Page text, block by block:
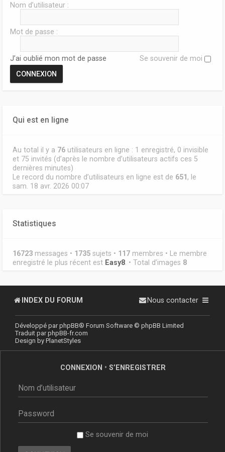
Nom d’utilisateur :
Mot de passe :
J’ai oublié mon mot de passe Se souvenir de moi
Qui est en ligne
Au total il y a 76 utilisateurs en ligne : 1 enregistré, 0 invisible
et 75 invités (d’après le nombre d’utilisateurs actifs ces 5
dernières minutes)
Le record du nombre d’utilisateurs en ligne est de 651 , le
sam. 18 avr. 2026 00:07
Statistiques
16723 messages • 1735 sujets • 117 membres • Le membre
enregistré le plus récent est Easy8 . • Total d’images 8
INDEX DU FORUM Nous contacter
Développé parphpBB® Forum Software © phpBB Limited
Traduit parphpBB-fr.com
Design by PlanetStyles
CONNEXION • S’ENREGISTRER
Se souvenir de moi